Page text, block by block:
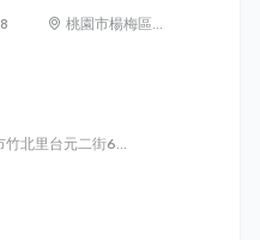
桃園市楊梅區高
竹北里台元二街6號